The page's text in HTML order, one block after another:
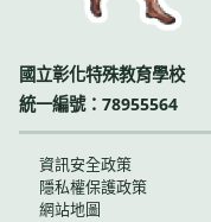
國立彰化特殊教育學校
統一編號：78955564
資訊安全政策
隱私權保護政策
網站地圖